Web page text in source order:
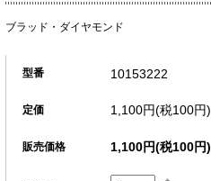
ブラッド・ダイヤモンド
型番 10153222
定価 1,100円(税100円)
販売価格 1,100円(税100円)